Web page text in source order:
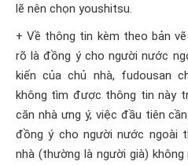
lẽ nên chọn youshitsu.
+ Về thông tin kèm theo bản
rõ là đồng ý cho người nước
kiến của chủ nhà, fudousan
không tìm được thông tin này
căn nhà ưng ý, việc đầu tiên
đồng ý cho người nước ngoài
nhà (thường là người già)